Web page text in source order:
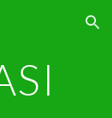
Skip to navigation